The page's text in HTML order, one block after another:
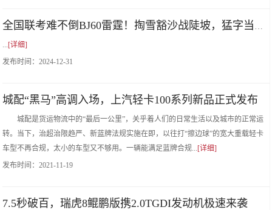
...[详细]
发布时间：2024-12-31
城配“黑马”高调入场，上汽轻卡100系列新品正式发布
城配是货运物流中的“最后一公里”，关乎着人们的日常生活以及城市的正常运
转。当下，治超治限趋严、新蓝牌法规实施在即，以往打“擦边球”的宽大重载轻卡
车型不再合规，太小的车型又不够用。一辆能满足蓝牌合规...[详细]
发布时间：2021-11-19
7.5秒破百，瑞虎8鲲鹏版携2.0TGDI发动机极速来袭